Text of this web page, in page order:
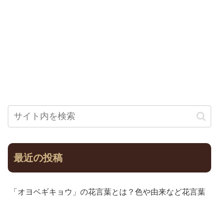
最近の投稿
「オヨベギキョウ」の花言葉とは？色や由来など花言葉